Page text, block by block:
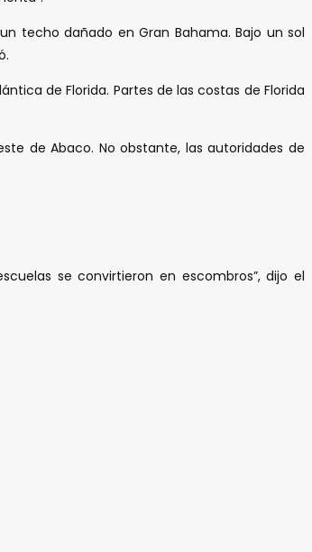
techo dañado en Gran Bahama. Bajo un sol
de Florida. Partes de las costas de Florida
de Abaco. No obstante, las autoridades de
se convirtieron en escombros”, dijo el